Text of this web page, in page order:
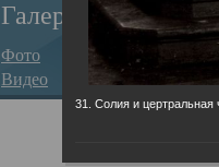
Галерея
Фото
Видео
31. Солия и цертральная